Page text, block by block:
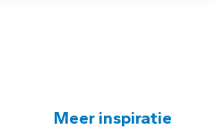
Meer inspiratie